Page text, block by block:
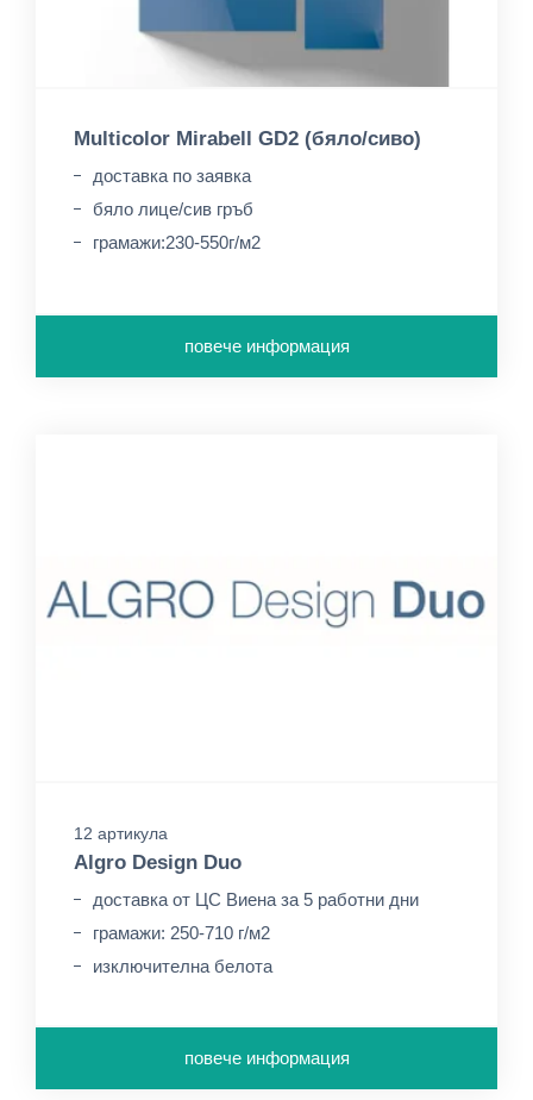
Multicolor Mirabell GD2 (бяло/сиво)
доставка по заявка
бяло лице/сив гръб
грамажи:230-550г/м2
повече информация
12 артикула
Algro Design Duo
доставка от ЦС Виена за 5 работни дни
грамажи: 250-710 г/м2
изключителна белота
повече информация